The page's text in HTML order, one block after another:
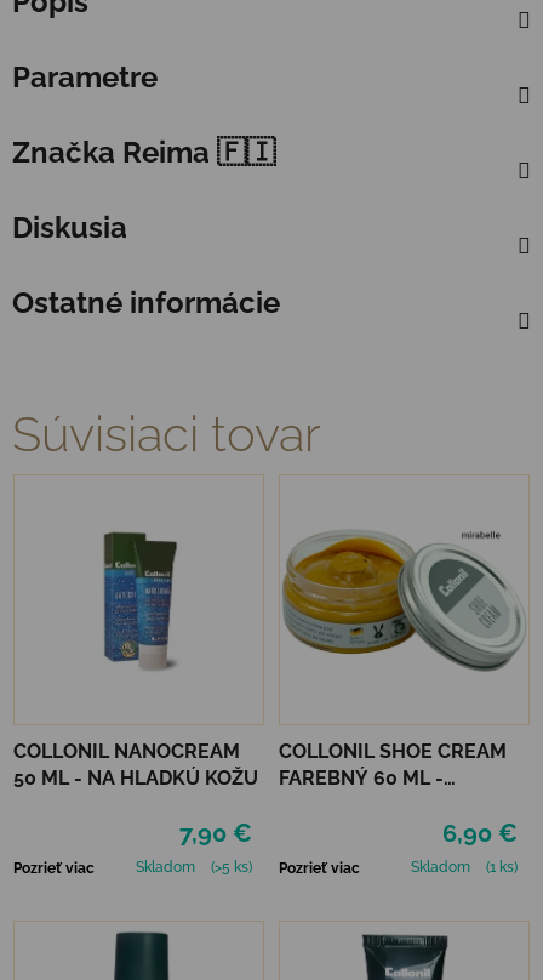
Parametre
Značka Reima 🇫🇮
Diskusia
Ostatné informácie
Súvisiaci tovar
COLLONIL NANOCREAM
50 ML - NA HLADKÚ KOŽU
7,90 €
Pozrieť viac Skladom (>5 ks)
COLLONIL SHOE CREAM
FAREBNÝ 60 ML -
6,90 €
Pozrieť viac Skladom (1 ks)